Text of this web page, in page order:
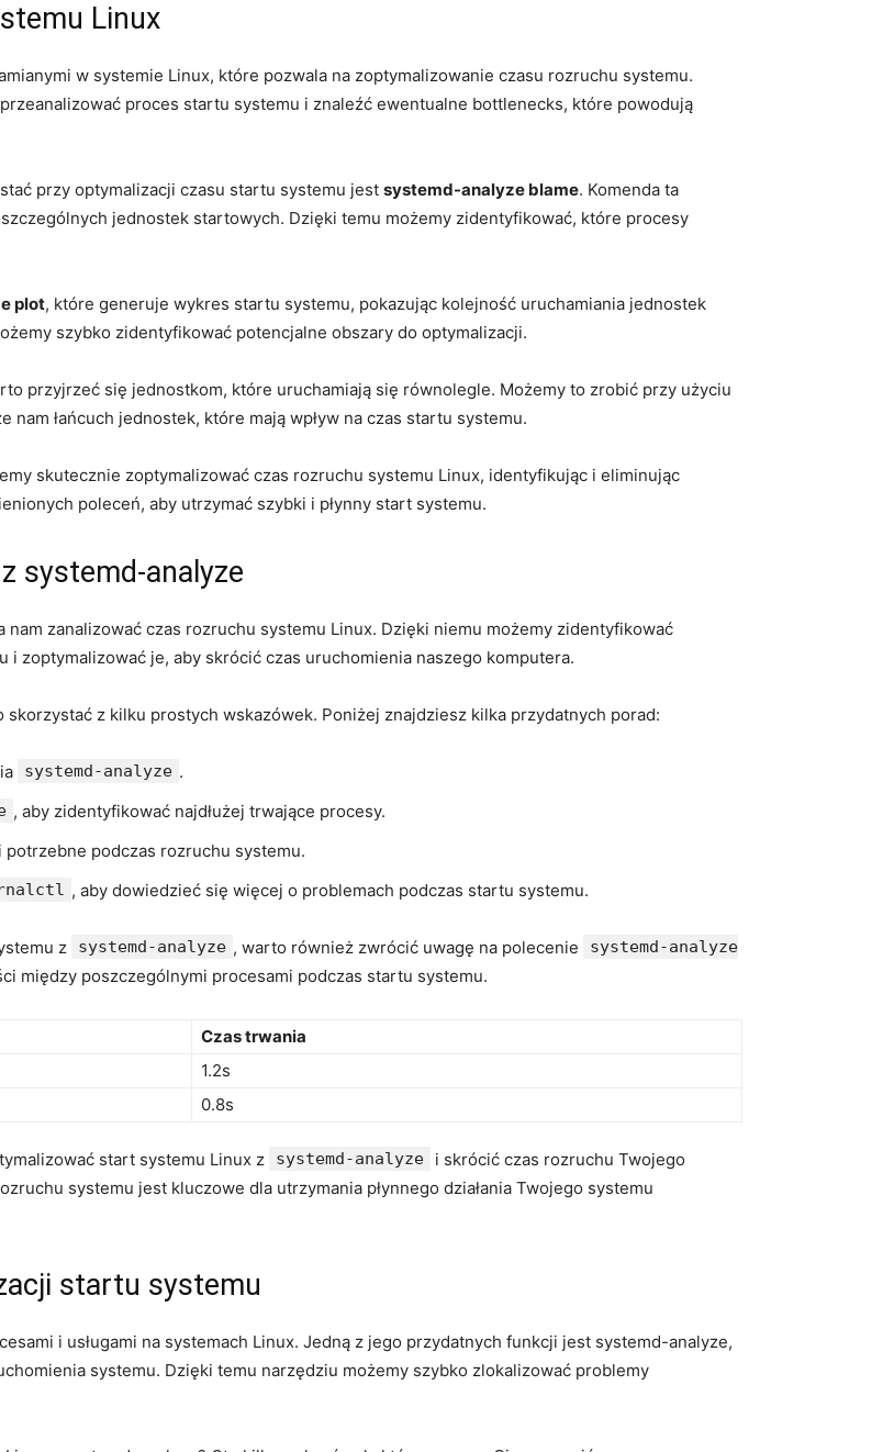
Linux
w systemie Linux,⁤ które ​pozwala na zoptymalizowanie czasu rozruchu systemu.
przeanalizować proces startu systemu i ‌znaleźć ewentualne ​bottlenecks, które powodują
‌przy optymalizacji czasu startu systemu jest systemd-analyze blame. Komenda ta
jednostek startowych. ⁣Dzięki temu możemy zidentyfikować, które⁢ procesy
plot, które generuje wykres startu systemu, ‍pokazując kolejność uruchamiania jednostek
szybko⁣ zidentyfikować potencjalne obszary do optymalizacji.
przyjrzeć się jednostkom, które uruchamiają się równolegle. Możemy to zrobić‍ przy użyciu⁢
⁢nam łańcuch jednostek, które mają wpływ na czas‍ startu systemu.
skutecznie zoptymalizować ⁣czas rozruchu systemu Linux, identyfikując i eliminując
poleceń, aby utrzymać szybki i⁢ płynny start systemu.
systemd-analyze
zanalizować‍ czas rozruchu systemu Linux. Dzięki niemu możemy zidentyfikować⁢
i zoptymalizować je, aby skrócić​ czas uruchomienia naszego komputera.
z kilku prostych wskazówek. Poniżej znajdziesz kilka przydatnych porad:
systemd-analyze .
, aby zidentyfikować najdłużej trwające procesy.
potrzebne podczas rozruchu⁣ systemu.
, aby dowiedzieć się więcej o problemach podczas startu systemu.
z⁣ systemd-analyze , warto również zwrócić uwagę na polecenie
systemd-analyze
między poszczególnymi procesami podczas startu systemu.
Czas trwania
1.2s
0.8s
start ‍systemu Linux z systemd-analyze
i skrócić czas rozruchu Twojego
systemu jest kluczowe dla utrzymania płynnego działania Twojego systemu
‍startu systemu
i usługami na systemach Linux. Jedną z jego przydatnych funkcji jest systemd-analyze,
systemu. ‌Dzięki temu narzędziu możemy szybko zlokalizować problemy